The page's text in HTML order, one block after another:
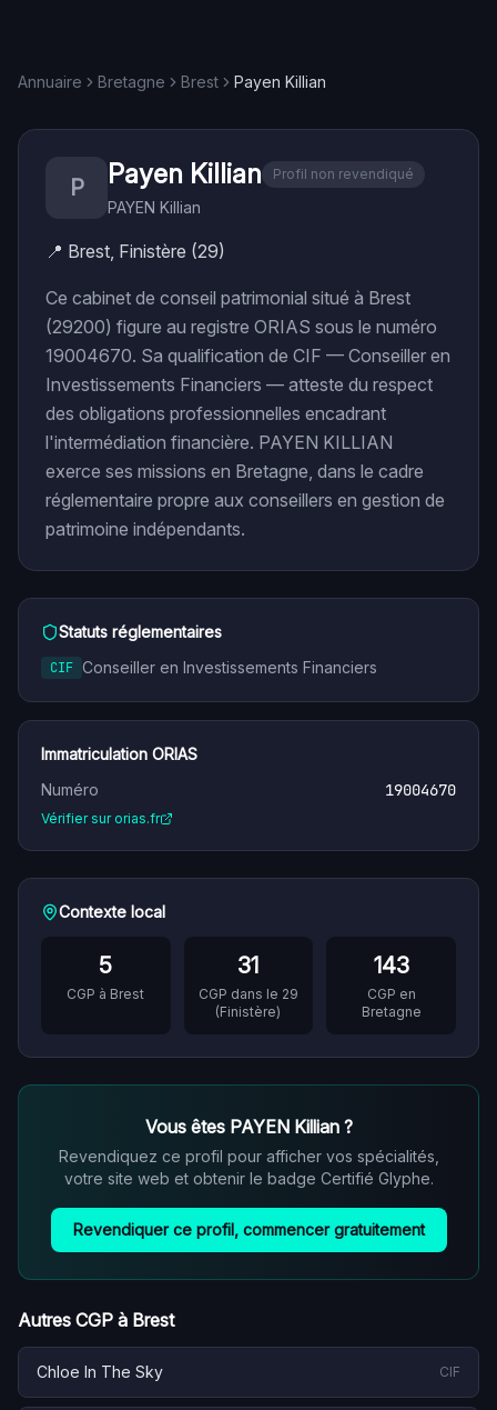
Annuaire Bretagne Brest Payen Killian
P Payen Killian Profil non revendiqué
PAYEN Killian
📍 Brest, Finistère (29)
Ce cabinet de conseil patrimonial situé à Brest
(29200) figure au registre ORIAS sous le numéro
19004670. Sa qualification de CIF — Conseiller en
Investissements Financiers — atteste du respect
des obligations professionnelles encadrant
l'intermédiation financière. PAYEN KILLIAN
exerce ses missions en Bretagne, dans le cadre
réglementaire propre aux conseillers en gestion de
patrimoine indépendants.
Statuts réglementaires
CIF Conseiller en Investissements Financiers
Immatriculation ORIAS
Numéro
19004670
Vérifier sur orias.fr
Contexte local
5
CGP à Brest
31
CGP dans le 29
(Finistère)
143
CGP en
Bretagne
Vous êtes PAYEN Killian?
Revendiquez ce profil pour afficher vos spécialités,
votre site web et obtenir le badge Certifié Glyphe.
Revendiquer ce profil, commencer gratuitement
Autres CGP à Brest
Chloe In The Sky CIF